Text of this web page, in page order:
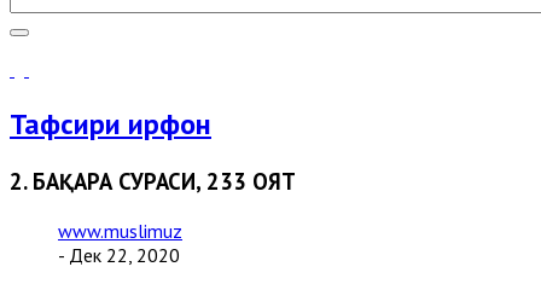
Тафсири ирфон
2. БАҚАРА СУРАСИ, 233 ОЯТ
www.muslimuz
- Дек 22, 2020